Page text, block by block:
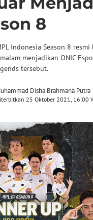
8
Indonesia Season 8
menjadikan ONIC
tersebut.
Disha Brahmana Putra
25 Oktober 2021, 16:00